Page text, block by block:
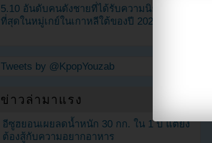
5.10 อันดับคนดังชายที่ได้รับความนิยมมาก
ที่สุดในหมู่เกย์ในเกาหลีใต้ของปี 2023
Tweets by @KpopYouzab
ข่าวล่ามาแรง
อีซูฮยอนเผยลดน้ำหนัก 30 กก. ใน 1 ปี แต่ยัง
ต้องสู้กับความอยากอาหาร